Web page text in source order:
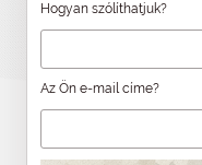
Hogyan szólíthatjuk?
Az Ön e-mail címe?